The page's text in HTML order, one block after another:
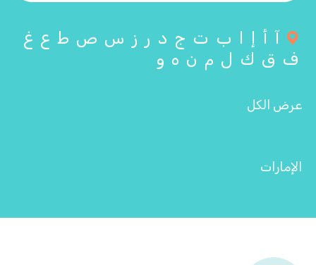
آ أ إ ا ب ت ج د ر ز س ص ط ع غ
ف ق ك ل م ن ه و
عرض الكل
الإمارات